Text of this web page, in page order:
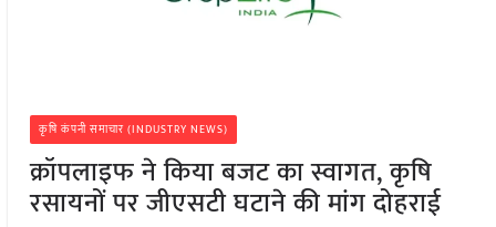
कृषि कंपनी समाचार (INDUSTRY NEWS)
क्रॉपलाइफ ने किया बजट का स्वागत, कृषि
रसायनों पर जीएसटी घटाने की मांग दोहराई